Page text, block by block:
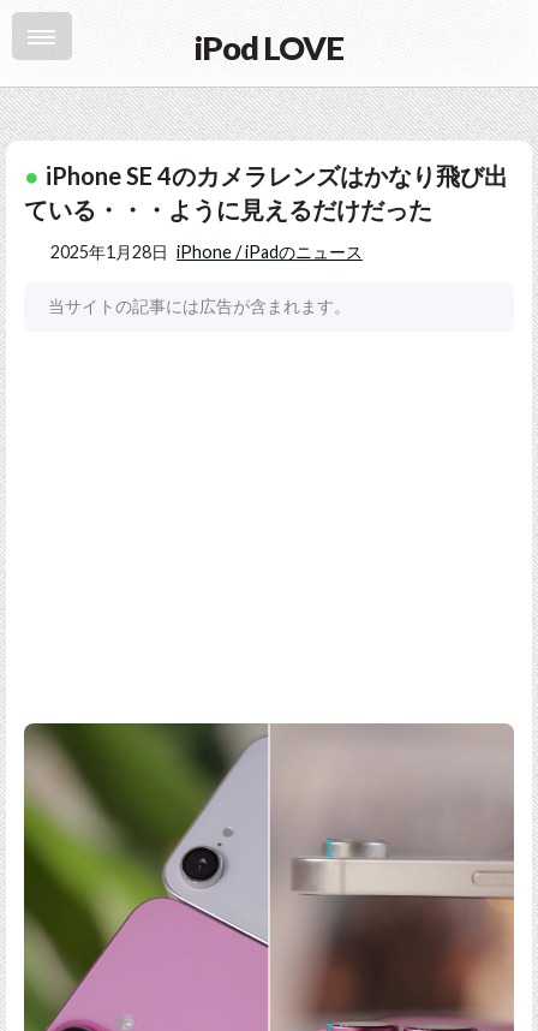
iPod LOVE
iPhone SE 4のカメラレンズはかなり飛び出
ている・・・ように見えるだけだった
2025年1月28日 iPhone / iPadのニュース
当サイトの記事には広告が含まれます。